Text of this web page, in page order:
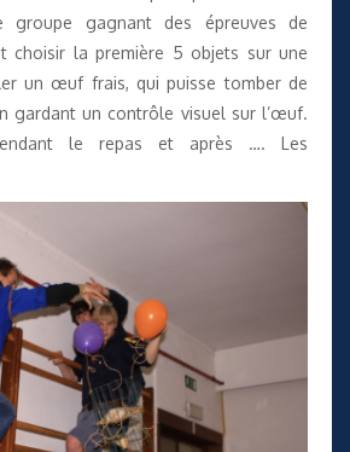
groupe gagnant des épreuves de
choisir la première 5 objets sur une
un œuf frais, qui puisse tomber de
gardant un contrôle visuel sur l’œuf.
le repas et après …. Les